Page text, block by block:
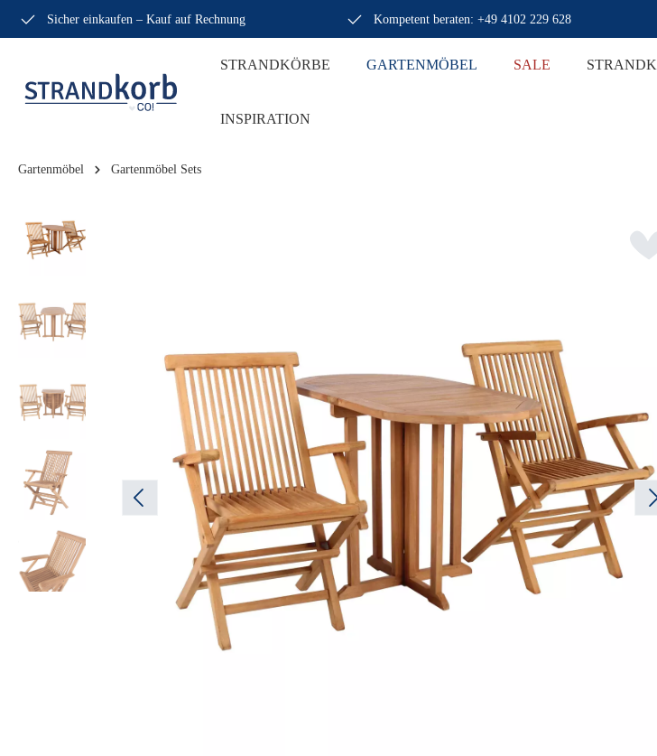
Sicher einkaufen – Kauf auf Rechnung Kompetent beraten: +49 4102 229 628
STRANDKÖRBE GARTENMÖBEL SALE
INSPIRATION
Gartenmöbel Gartenmöbel Sets